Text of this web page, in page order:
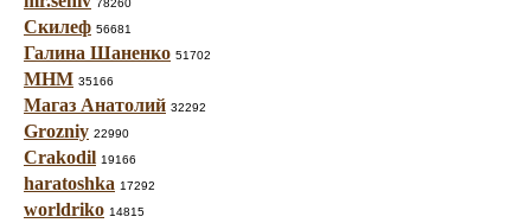
78260
Скилеф 56681
Галина Шаненко 51702
МНМ 35166
Магаз Анатолий 32292
Grozniy 22990
Crakodil 19166
haratoshka 17292
worldriko 14815